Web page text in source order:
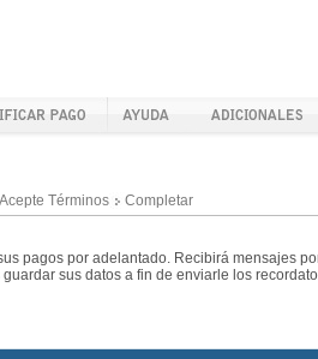
Acepte Términos Completar
pagos por adelantado. Recibirá mensajes
sus datos a fin de enviarle los